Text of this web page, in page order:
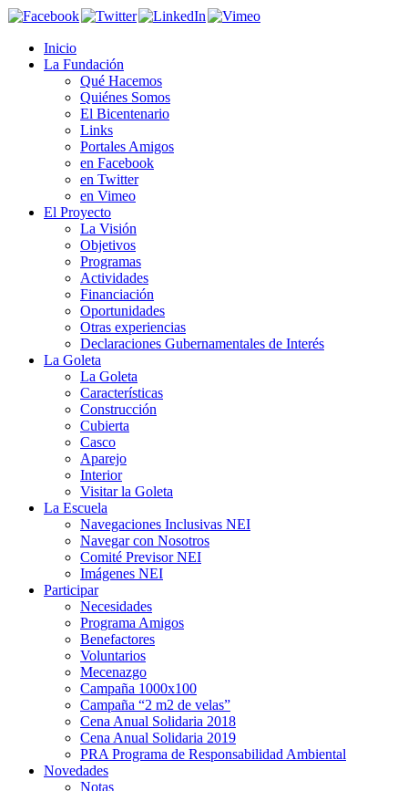
Inicio
La Fundación
Qué Hacemos
Quiénes Somos
El Bicentenario
Links
Portales Amigos
en Facebook
en Twitter
en Vimeo
El Proyecto
La Visión
Objetivos
Programas
Actividades
Financiación
Oportunidades
Otras experiencias
Declaraciones Gubernamentales de Interés
La Goleta
La Goleta
Características
Construcción
Cubierta
Casco
Aparejo
Interior
Visitar la Goleta
La Escuela
Navegaciones Inclusivas NEI
Navegar con Nosotros
Comité Previsor NEI
Imágenes NEI
Participar
Necesidades
Programa Amigos
Benefactores
Voluntarios
Mecenazgo
Campaña 1000x100
Campaña “2 m2 de velas”
Cena Anual Solidaria 2018
Cena Anual Solidaria 2019
PRA Programa de Responsabilidad Ambiental
Novedades
Notas